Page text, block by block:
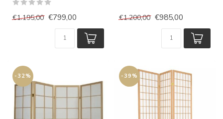
€1.195,00 €799,00 €1.200,00 €985,00
-32% -39%